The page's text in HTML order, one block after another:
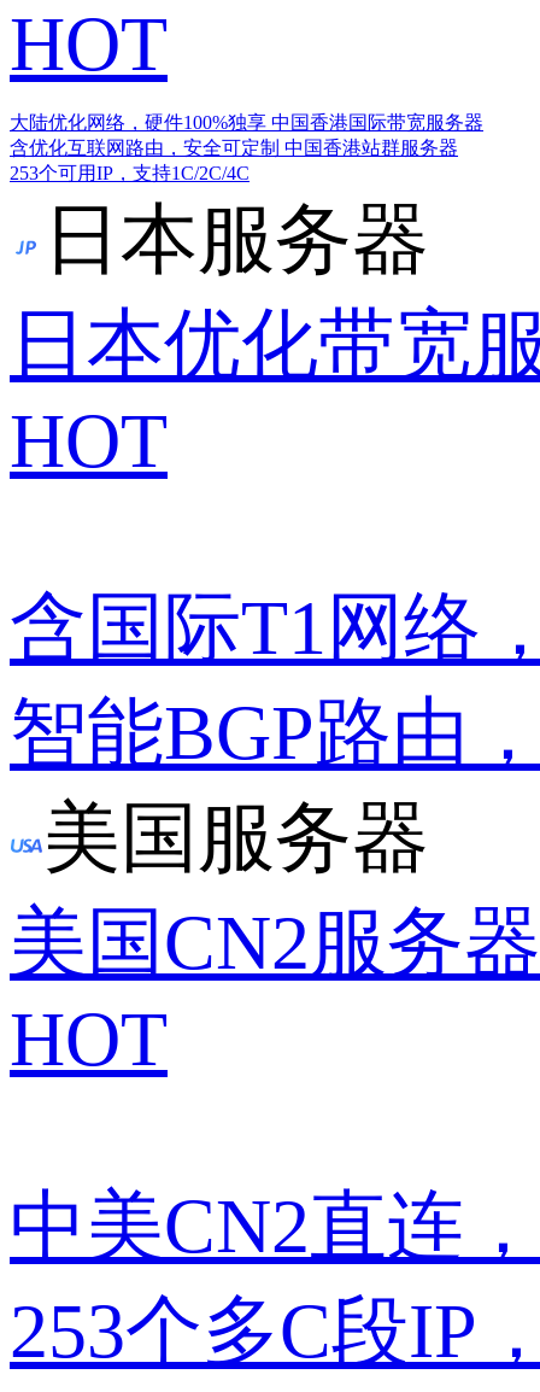
HOT
大陆优化网络，硬件100%独享 中国香港国际带宽服务器
含优化互联网路由，安全可定制 中国香港站群服务器
253个可用IP，支持1C/2C/4C
日本服务器
日本优化带宽
HOT
含国际T1网络
智能BGP路由
美国服务器
美国CN2服务器
HOT
中美CN2直连
253个多C段IP